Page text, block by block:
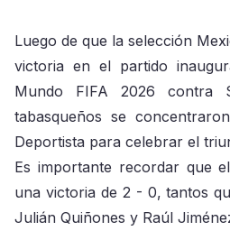
Luego de que la selección
victoria en el partido
Mundo FIFA 2026 contra
tabasqueños se
Deportista para celebrar el
Es importante recordar que
una victoria de 2 - 0, tantos
Julián Quiñones y Raúl